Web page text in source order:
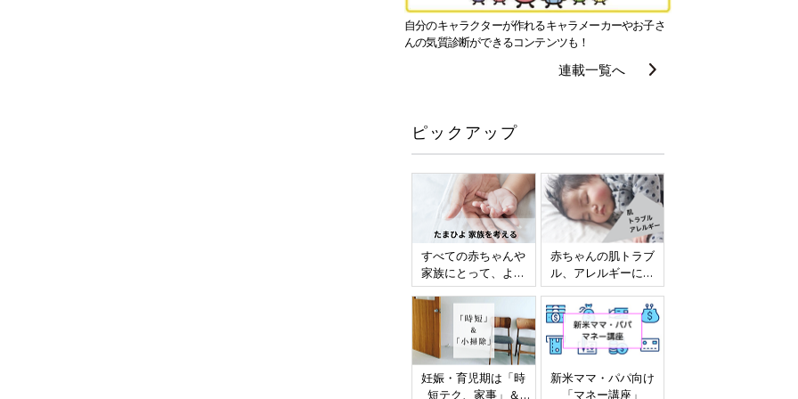
自分のキャラクターが作れるキャラメーカーやお子さ
んの気質診断ができるコンテンツも！
連載一覧へ
ピックアップ
すべての赤ちゃんや
家族にとって、より
よい社会・環境とな
ることをめざしてさ
まざまな課題を取材
し、発信していきま
す
赤ちゃんの肌トラブ
ル、アレルギーにつ
いて
妊娠・育児期は「時
短テク、家事」＆
新米ママ・パパ向け
「マネー講座」